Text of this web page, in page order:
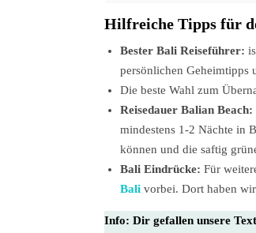
Hilfreiche Tipps für
Bester Bali Reiseführer:
persönlichen Geheimtipps
Die beste Wahl zum
Reisedauer Balian Beach:
mindestens 1-2 Nächte in
können und die saftig
Bali Eindrücke: Für
Bali vorbei. Dort haben
Info: Dir gefallen unsere